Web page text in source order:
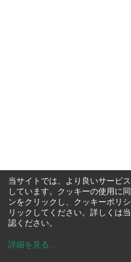
当サイトでは、より良いサービ
しています。クッキーの使用に
ンをクリックし、クッキーポリ
リックしてください。詳しくは
認ください。
詳細を見る ...